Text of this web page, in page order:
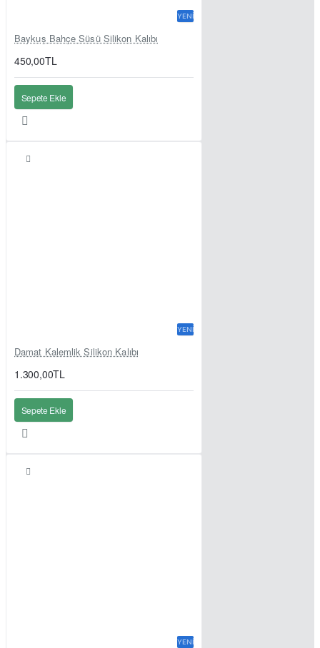
YENI
Baykuş Bahçe Süsü Silikon Kalıbı
450,00TL
Sepete Ekle
YENI
Damat Kalemlik Silikon Kalıbı
1.300,00TL
Sepete Ekle
YENI